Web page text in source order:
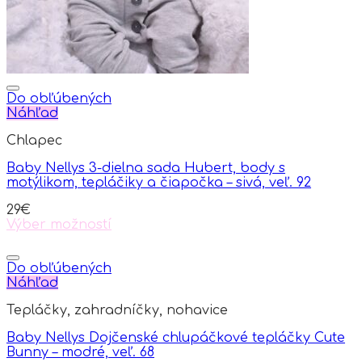
product
page
Do obľúbených
Náhľad
Chlapec
Baby Nellys 3-dielna sada Hubert, body s
motýlikom, tepláčiky a čiapočka – sivá, veľ. 92
29€
Výber možností
product
has
multiple
The
may
be
Do obľúbených
Náhľad
Tepláčky, zahradníčky, nohavice
Baby Nellys Dojčenské chlupáčkové tepláčky Cute
Bunny – modré, veľ. 68